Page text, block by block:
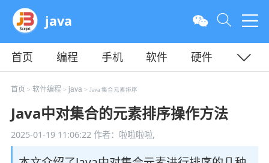
java
首页 编程 手机 软件
硬件
教程
平面 服务器
首页 > 软件编程 > java> Java 集合元素排序
Java中对集合的元素排序操作方法
2025-01-19 11:06:22作者：啦啦啦啦,